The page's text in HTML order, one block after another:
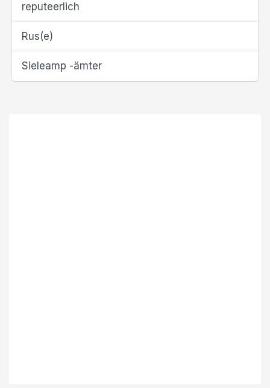
reputeerlich
Rus(e)
Sieleamp -ämter